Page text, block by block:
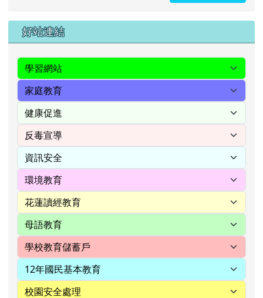
右邊區域內容
好站連結